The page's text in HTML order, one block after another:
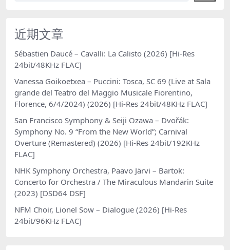
近期文章
Sébastien Daucé – Cavalli: La Calisto (2026) [Hi-Res
24bit/48KHz FLAC]
Vanessa Goikoetxea – Puccini: Tosca, SC 69 (Live at Sala
grande del Teatro del Maggio Musicale Fiorentino,
Florence, 6/4/2024) (2026) [Hi-Res 24bit/48KHz FLAC]
San Francisco Symphony & Seiji Ozawa – Dvořák:
Symphony No. 9 “From the New World”; Carnival
Overture (Remastered) (2026) [Hi-Res 24bit/192KHz
FLAC]
NHK Symphony Orchestra, Paavo Järvi – Bartok:
Concerto for Orchestra / The Miraculous Mandarin Suite
(2023) [DSD64 DSF]
NFM Choir, Lionel Sow – Dialogue (2026) [Hi-Res
24bit/96KHz FLAC]